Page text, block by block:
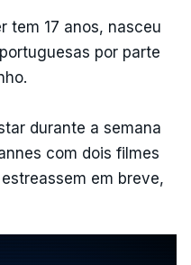
tem 17 anos, nasceu
por parte
durante a semana
com dois filmes
em breve,